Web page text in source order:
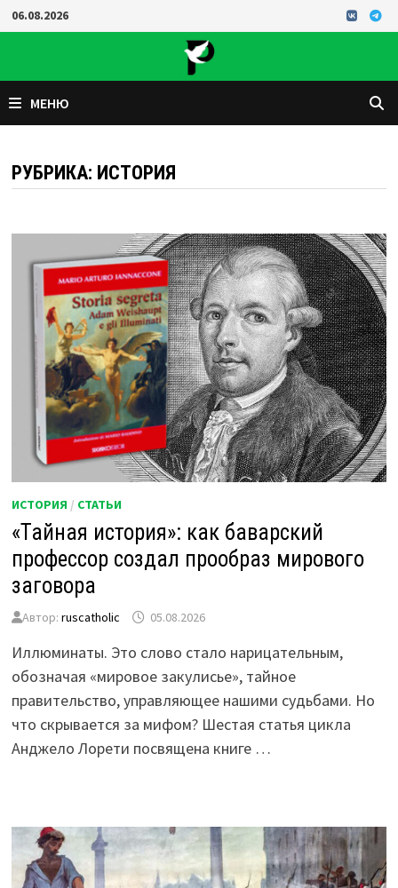
Перейти
к
06.08.2026
МЕНЮ
РУБРИКА: ИСТОРИЯ
ИСТОРИЯ / СТАТЬИ
«Тайная история»: как баварский
профессор создал прообраз мирового
заговора
Автор:ruscatholic 05.08.2026
Иллюминаты. Это слово стало нарицательным,
обозначая «мировое закулисье», тайное
правительство, управляющее нашими судьбами. Но
что скрывается за мифом? Шестая статья цикла
Анджело Лорети посвящена книге …